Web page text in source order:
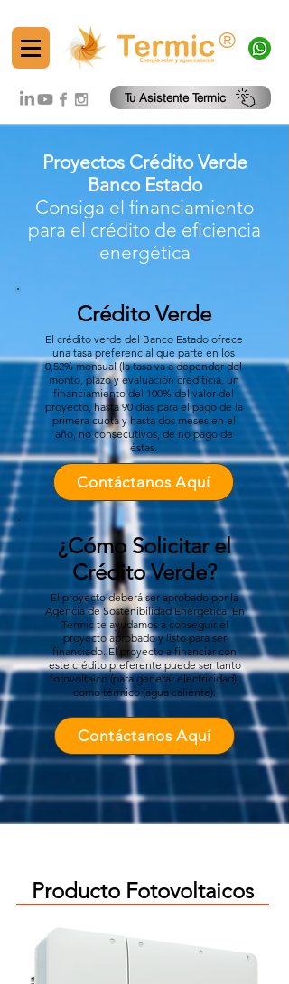
®
Tu Asistente Termic
Crédito Verde
El crédito verde del Banco Estado ofrece
una tasa preferencial que parte en los
0,52% mensual (la tasa va a depender del
monto, plazo y evaluación crediticia, un
financiamiento del 100% del valor del
proyecto, hasta 90 días para el pago de la
primera cuota y hasta dos meses en el
año, no consecutivos, de no pago de
éstas.
Contáctanos Aquí
Proyectos Crédito Verde
Banco Estado
Consiga el financiamiento
para el crédito de eficiencia
energética
¿Cómo Solicitar el
Crédito Verde?
El proyecto deberá ser aprobado por la
Agencia de Sostenibilidad Energética. En
Termic te ayudamos a conseguir el
proyecto aprobado y listo para ser
financiado. El proyecto a financiar con
este crédito preferente puede ser tanto
fotovoltaico (para generar electricidad),
como térmico (agua caliente).
Contáctanos Aquí
Producto Fotovoltaicos